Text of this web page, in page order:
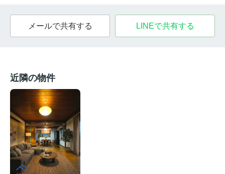
メールで共有する LINEで共有する
近隣の物件